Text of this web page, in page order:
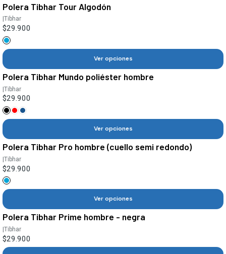
Polera Tibhar Tour Algodón
|Tibhar
$29.900
Ver opciones
Polera Tibhar Mundo poliéster hombre
|Tibhar
$29.900
Ver opciones
Polera Tibhar Pro hombre (cuello semi redondo)
|Tibhar
$29.900
Ver opciones
Polera Tibhar Prime hombre - negra
|Tibhar
$29.900